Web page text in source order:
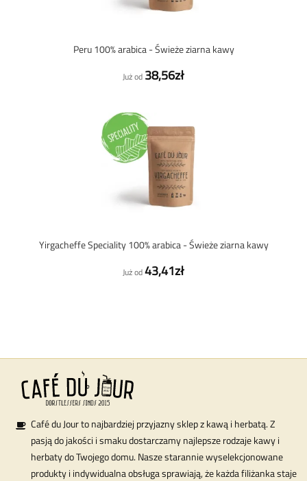
Peru 100% arabica - Świeże ziarna kawy
Już od 38,56zł
Yirgacheffe Speciality 100% arabica - Świeże ziarna kawy
Już od43,41zł
Café du Jour to najbardziej przyjazny sklep z kawą i herbatą. Z
pasją do jakości i smaku dostarczamy najlepsze rodzaje kawy i
herbaty do Twojego domu. Nasze starannie wyselekcjonowane
produkty i indywidualna obsługa sprawiają, że każda filiżanka staje